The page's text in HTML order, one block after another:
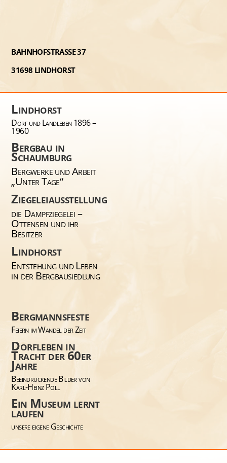
BAHNHOFSTRASSE 37
31698 LINDHORST
Lindhorst
Dorf und Landleben 1896 –
1960
Bergbau in
Schaumburg
Bergwerke und Arbeit
„Unter Tage“
Ziegeleiausstellung
die Dampfziegelei –
Ottensen und ihr
Besitzer
Lindhorst
Entstehung und Leben
in der Bergbausiedlung
Bergmannsfeste
Feiern im Wandel der Zeit
Dorfleben in
Tracht der 60er
Jahre
Beeindruckende Bilder von
Karl-Heinz Poll
Ein Museum lernt
laufen
unsere eigene Geschichte